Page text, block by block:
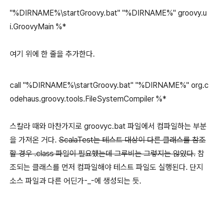
"%DIRNAME%\startGroovy.bat" "%DIRNAME%" groovy.u
i.GroovyMain %*
여기 위에 한 줄을 추가한다.
call "%DIRNAME%\startGroovy.bat" "%DIRNAME%" org.c
odehaus.groovy.tools.FileSystemCompiler %*
스칼라 때와 마찬가지로 groovyc.bat 파일에서 컴파일하는 부분
을 가져온 거다. ScalaTest는 테스트 대상이 다른 클래스를 참조
할 경우 .class 파일이 필요했는데 그루비는 그렇지는 않았다. 참
조되는 클래스를 먼저 컴파일해야 테스트 파일도 실행된다. 단지
소스 파일과 다른 어딘가-_-에 생성되는 듯.